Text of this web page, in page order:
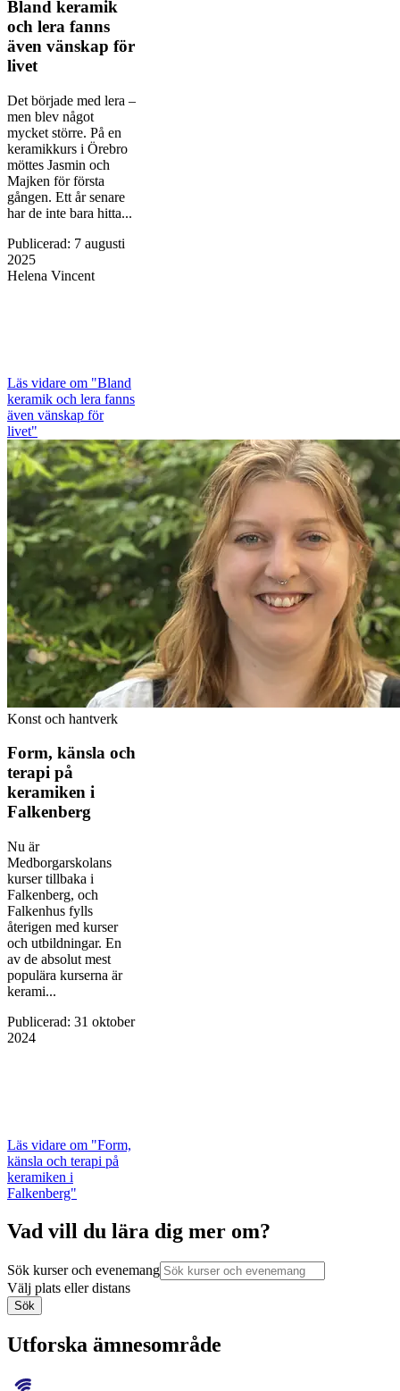
Bland keramik
och lera fanns
även vänskap för
livet
Det började med lera –
men blev något
mycket större. På en
keramikkurs i Örebro
möttes Jasmin och
Majken för första
gången. Ett år senare
har de inte bara hitta...
Publicerad: 7 augusti
2025
Helena Vincent
Läs vidare om "Bland
keramik och lera fanns
även vänskap för
livet"
Konst och hantverk
Form, känsla och
terapi på
keramiken i
Falkenberg
Nu är
Medborgarskolans
kurser tillbaka i
Falkenberg, och
Falkenhus fylls
återigen med kurser
och utbildningar. En
av de absolut mest
populära kurserna är
kerami...
Publicerad: 31 oktober
2024
Läs vidare om "Form,
känsla och terapi på
keramiken i
Falkenberg"
Vad vill du lära dig mer om?
Sök kurser och evenemang
Välj plats eller distans
Sök
Utforska ämnesområde